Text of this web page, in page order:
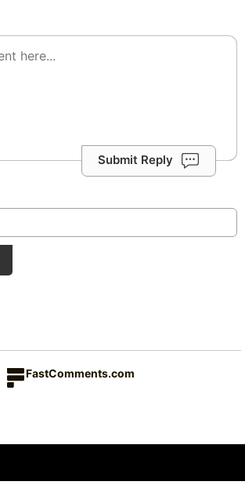
Submit Reply
FastComments.com